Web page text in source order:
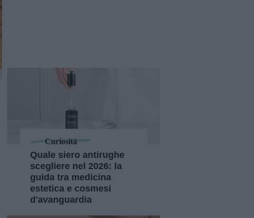
Curiosità
Quale siero antirughe
scegliere nel 2026: la
guida tra medicina
estetica e cosmesi
d'avanguardia